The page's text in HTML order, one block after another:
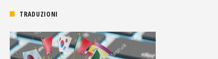
TRADUZIONI